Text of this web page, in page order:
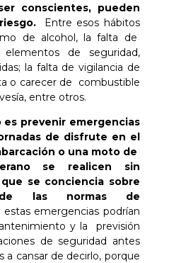
conscientes, pueden
Entre esos hábitos
de alcohol, la falta de
de seguridad,
la falta de vigilancia de
o carecer de combustible
entre otros.
es prevenir emergencias
de disfrute en el
o una moto de
se realicen sin
se conciencia sobre
las normas de
emergencias podrían
y la previsión
de seguridad antes
a cansar de decirlo, porque